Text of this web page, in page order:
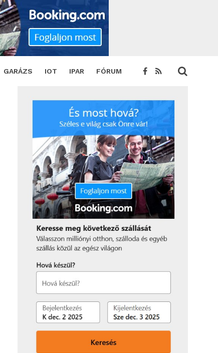
GARÁZS IOT IPAR FÓRUM